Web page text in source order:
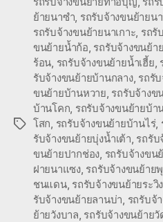
Tags
ย้ายนาซำ, รถรับจ้างขนย้ายน
รถรับจ้างขนย้ายนาเกาะ, รถรั
ขนย้ายน้ำก้อ, รถรับจ้างขนย้า
ร้อน, รถรับจ้างขนย้ายน้ำเฮี้ย,
รับจ้างขนย้ายบ้านกลาง, รถรั
ขนย้ายบ้านหวาย, รถรับจ้างข
บ้านโคก, รถรับจ้างขนย้ายบ้า
โสก, รถรับจ้างขนย้ายบ้านไร่,
รับจ้างขนย้ายบุ่งน้ำเต้า, รถรับ
ขนย้ายปากช่อง, รถรับจ้างขน
ฝายนาแซง, รถรับจ้างขนย้าย
ชนแดน, รถรับจ้างขนย้ายระวิง
รับจ้างขนย้ายลานบ่า, รถรับจ้
ย้ายวังบาล, รถรับจ้างขนย้ายวั